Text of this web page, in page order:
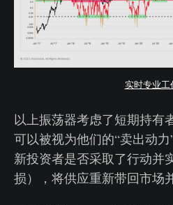
实时专业工
以上振荡器考虑了短期持有
可以被视为他们的“卖出动
新投资者是否采取了行动并
损），将供应重新带回市场